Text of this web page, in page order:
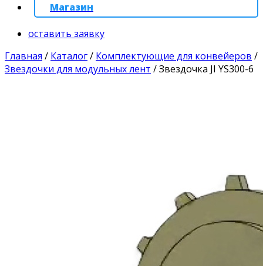
Магазин
оставить заявку
Главная / Каталог/ Комплектующие для конвейеров /
Звездочки для модульных лент /Звездочка JI YS300-6